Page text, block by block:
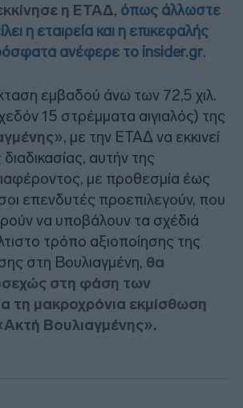
η ΕΤΑΔ, όπως άλλωστε
η εταιρεία και η επικεφαλής
ανέφερε το insider.gr.
εμβαδού άνω των 72,5 χιλ.
15 στρέμματα αιγιαλός) της
, με την ΕΤΑΔ να εκκινεί
αυτήν της
με προθεσμία έως
επενδυτές προεπιλεγούν, που
να υποβάλουν τα σχέδιά
τρόπο αξιοποίησης της
στη Βουλιαγμένη, θα
στη φάση των
τη μακροχρόνια εκμίσθωση
Βουλιαγμένης».